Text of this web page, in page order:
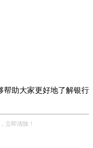
帮助大家更好地了解银行
立即清除！